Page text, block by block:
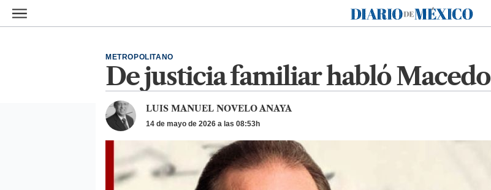
Ir al contenido principal
Diario de México
De justicia familiar habló Macedo
METROPOLITANO
LUIS MANUEL NOVELO ANAYA
14 de mayo de 2026 a las 08:53h